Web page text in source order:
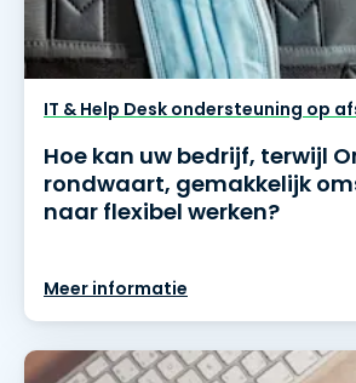
IT & Help Desk ondersteuning op
Hoe kan uw bedrijf, terwijl
rondwaart, gemakkelijk
naar flexibel werken?
Meer informatie